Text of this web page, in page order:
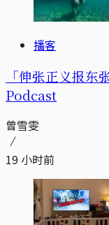
播客
「伸张正义报
Podcast
曾雪雯
19 小时前